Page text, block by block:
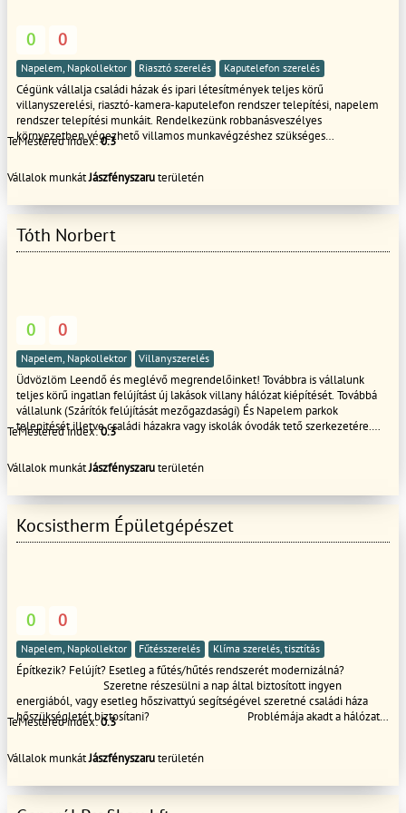
0 0
Napelem, Napkollektor Riasztó szerelés Kaputelefon szerelés
Cégünk vállalja családi házak és ipari létesítmények teljes körű
villanyszerelési, riasztó-kamera-kaputelefon rendszer telepítési, napelem
rendszer telepítési munkáit. Rendelkezünk robbanásveszélyes
környezetben végezhető villamos munkavégzéshez szükséges
TeMestered index:0.3
Vállalok munkátJászfényszaruterületén
Tóth Norbert
0 0
Napelem, Napkollektor Villanyszerelés
Üdvözlöm Leendő és meglévő megrendelőinket! Továbbra is vállalunk
teljes körű ingatlan felújítást új lakások villany hálózat kiépítését. Továbbá
vállalunk (Szárítók felújítását mezőgazdasági) És Napelem parkok
telepitését illetve családi házakra vagy iskolák óvodák tető szerkezetére.
választ!!
TeMestered index:0.3
Vállalok munkátJászfényszaruterületén
Kocsistherm Épületgépészet
0 0
Napelem, Napkollektor Fűtésszerelés Klíma szerelés, tisztítás
Építkezik? Felújít? Esetleg a fűtés/hűtés rendszerét modernizálná?
energiából, vagy esetleg hőszivattyú segítségével szeretné családi háza
hőszükségletét biztosítani? Problémája akadt a hálózat
fáradtnak, ingerlékenynek érzi magát? A megoldás lakászszellőztető
pályázatok és energia auditok elkészítésével állunk megrendelőink
rendelkezésére. Tapasztalt szakembereinkre bármikor számíthat!
TeMestered index:0.3
Vállalok munkátJászfényszaruterületén